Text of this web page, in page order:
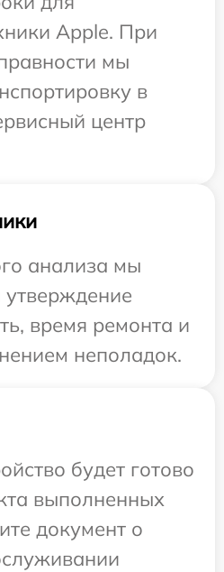
Apple. При
мы
в
центр
анализа мы
время ремонта и
неполадок.
будет готово
выполненных
документ о